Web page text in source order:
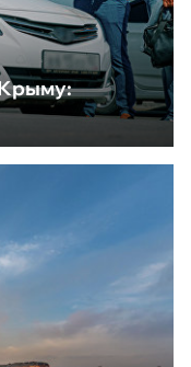
Крыму: